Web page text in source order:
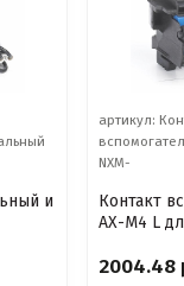
и
артикул:
NXM-
Контакт
AX-M4 L
2004.48